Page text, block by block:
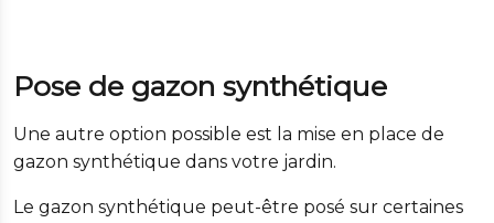
Pose de gazon synthétique
Une autre option possible est la mise en place de
gazon synthétique dans votre jardin.
Le gazon synthétique peut-être posé sur certaines